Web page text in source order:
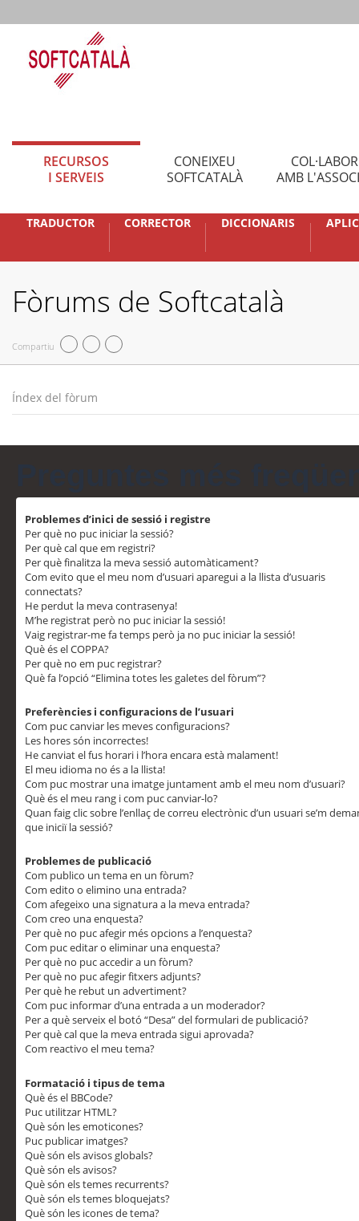
RECURSOS
I SERVEIS
CONEIXEU
SOFTCATALÀ
AMB
TRADUCTOR CORRECTOR DICCIONARIS
Fòrums de Softcatalà
Compartiu
Índex del fòrum
Problemes d’inici de sessió i registre
Per què no puc iniciar la sessió?
Per què cal que em registri?
Per què finalitza la meva sessió automàticament?
Com evito que el meu nom d’usuari aparegui a la llista d’usuaris
connectats?
He perdut la meva contrasenya!
M’he registrat però no puc iniciar la sessió!
Vaig registrar-me fa temps però ja no puc iniciar la sessió!
Què és el COPPA?
Per què no em puc registrar?
Què fa l’opció “Elimina totes les galetes del fòrum”?
Preferències i configuracions de l’usuari
Com puc canviar les meves configuracions?
Les hores són incorrectes!
He canviat el fus horari i l’hora encara està malament!
El meu idioma no és a la llista!
Com puc mostrar una imatge juntament amb el meu nom d’usuari?
Què és el meu rang i com puc canviar-lo?
Quan faig clic sobre l’enllaç de correu electrònic d’un usuari se’m
que iniciï la sessió?
Problemes de publicació
Com publico un tema en un fòrum?
Com edito o elimino una entrada?
Com afegeixo una signatura a la meva entrada?
Com creo una enquesta?
Per què no puc afegir més opcions a l’enquesta?
Com puc editar o eliminar una enquesta?
Per què no puc accedir a un fòrum?
Per què no puc afegir fitxers adjunts?
Per què he rebut un advertiment?
Com puc informar d’una entrada a un moderador?
Per a què serveix el botó “Desa” del formulari de publicació?
Per què cal que la meva entrada sigui aprovada?
Com reactivo el meu tema?
Formatació i tipus de tema
Què és el BBCode?
Puc utilitzar HTML?
Què són les emoticones?
Puc publicar imatges?
Què són els avisos globals?
Què són els avisos?
Què són els temes recurrents?
Què són els temes bloquejats?
Què són les icones de tema?